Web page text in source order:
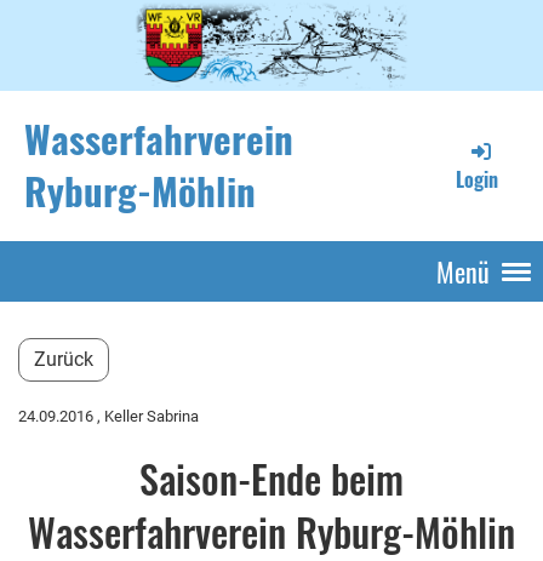
Wasserfahrverein
Ryburg-Möhlin
Login
Menü
Zurück
24.09.2016 , Keller Sabrina
Saison-Ende beim
Wasserfahrverein Ryburg-Möhlin